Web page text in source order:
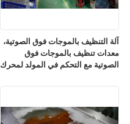
آلة التنظيف بالموجات فوق الصوتية،
معدات تنظيف بالموجات فوق
الصوتية مع التحكم في المولد لمحرك